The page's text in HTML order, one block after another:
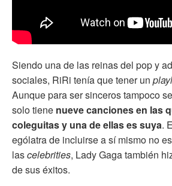
Siendo una de las reinas del pop y
sociales, RiRi tenía que tener un
Aunque para ser sinceros tampoco
solo tiene nueve canciones en las
coleguitas y una de ellas es suya.
ególatra de incluirse a sí mismo no
lascelebrities, Lady Gaga también
de sus éxitos.